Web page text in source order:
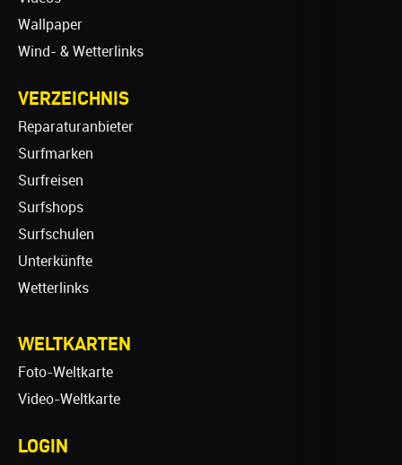
Wallpaper
Wind- & Wetterlinks
VERZEICHNIS
Reparaturanbieter
Surfmarken
Surfreisen
Surfshops
Surfschulen
Unterkünfte
Wetterlinks
WELTKARTEN
Foto-Weltkarte
Video-Weltkarte
LOGIN